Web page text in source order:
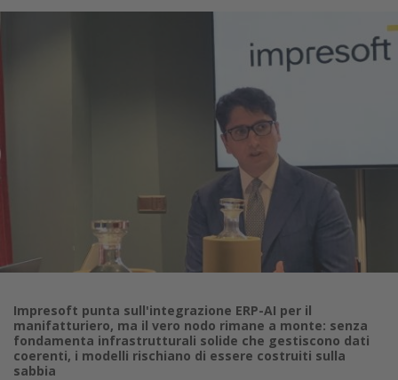
Impresoft punta sull'integrazione ERP-AI per il
manifatturiero, ma il vero nodo rimane a monte: senza
fondamenta infrastrutturali solide che gestiscono dati
coerenti, i modelli rischiano di essere costruiti sulla
sabbia